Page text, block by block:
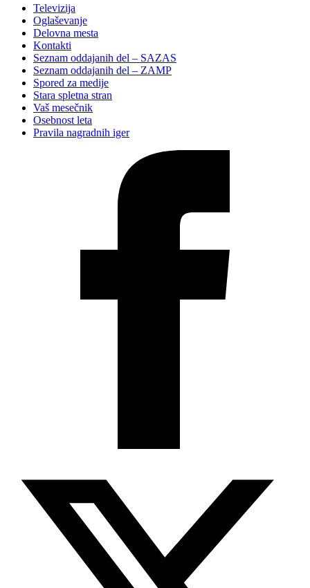
Televizija
Oglaševanje
Delovna mesta
Kontakti
Seznam oddajanih del – SAZAS
Seznam oddajanih del – ZAMP
Spored za medije
Stara spletna stran
Vaš mesečnik
Osebnost leta
Pravila nagradnih iger